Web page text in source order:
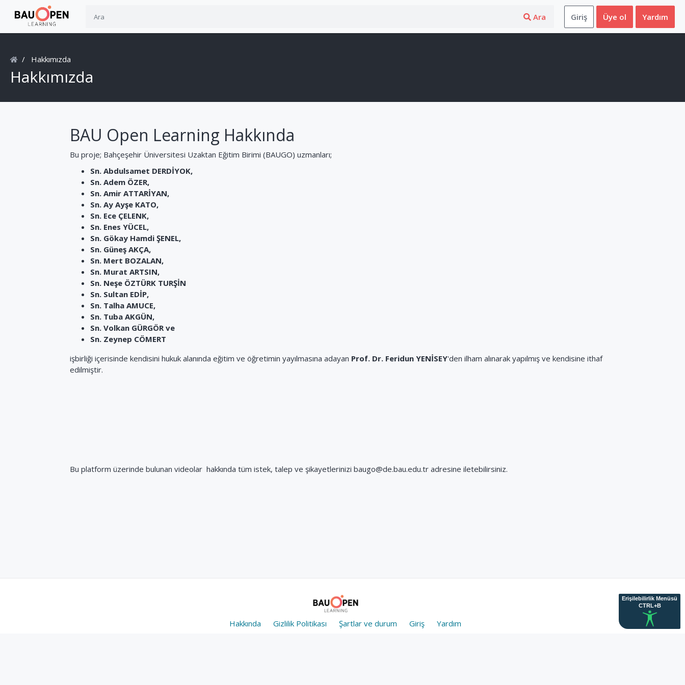
Erişilebilirlik Menüsü
CTRL+B
Ara Giriş Üye ol Yardım
Hakkımızda
Hakkımızda
BAU Open Learning Hakkında
Bu proje; Bahçeşehir Üniversitesi Uzaktan Eğitim Birimi (BAUGO) uzmanları;
Sn. Abdulsamet DERDİYOK,
Sn. Adem ÖZER,
Sn. Amir ATTARİYAN,
Sn. Ay Ayşe KATO,
Sn. Ece ÇELENK,
Sn. Enes YÜCEL,
Sn. Gökay Hamdi ŞENEL,
Sn. Güneş AKÇA,
Sn. Mert BOZALAN,
Sn. Murat ARTSIN,
Sn. Neşe ÖZTÜRK TURŞİN
Sn. Sultan EDİP,
Sn. Talha AMUCE,
Sn. Tuba AKGÜN,
Sn. Volkan GÜRGÖR ve
Sn. Zeynep CÖMERT
işbirliği içerisinde kendisini hukuk alanında eğitim ve öğretimin yayılmasına adayan Prof. Dr. Feridun YENİSEY'den ilham alınarak yapılmış ve kendisine ithaf
edilmiştir.
Bu platform üzerinde bulunan videolar hakkında tüm istek, talep ve şikayetlerinizi baugo@de.bau.edu.tr adresine iletebilirsiniz.
Hakkında Gizlilik Politikası Şartlar ve durum Giriş Yardım